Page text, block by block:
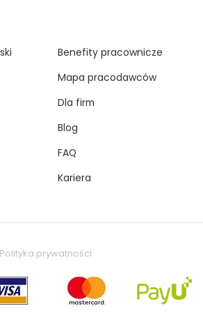
Benefity pracownicze
Mapa pracodawców
Dla firm
Blog
FAQ
Kariera
Polityka prywatności